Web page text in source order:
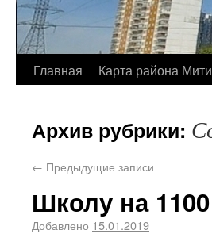
Главная Карта района
Архив рубрики:
← Предыдущие записи
Школу на
Добавлено 15.01.2019